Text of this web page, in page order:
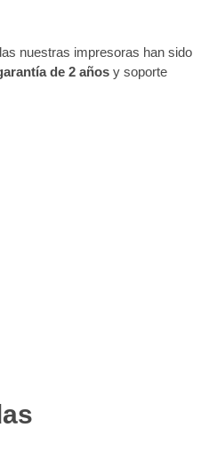
nuestras impresoras han sido
de 2 años y soporte